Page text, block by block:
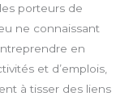
porteurs de
ne connaissant
en
et d’emplois,
à tisser des liens